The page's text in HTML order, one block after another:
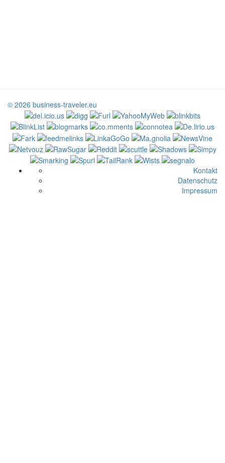
© 2026 business-traveler.eu
Kontakt
Datenschutz
Impressum